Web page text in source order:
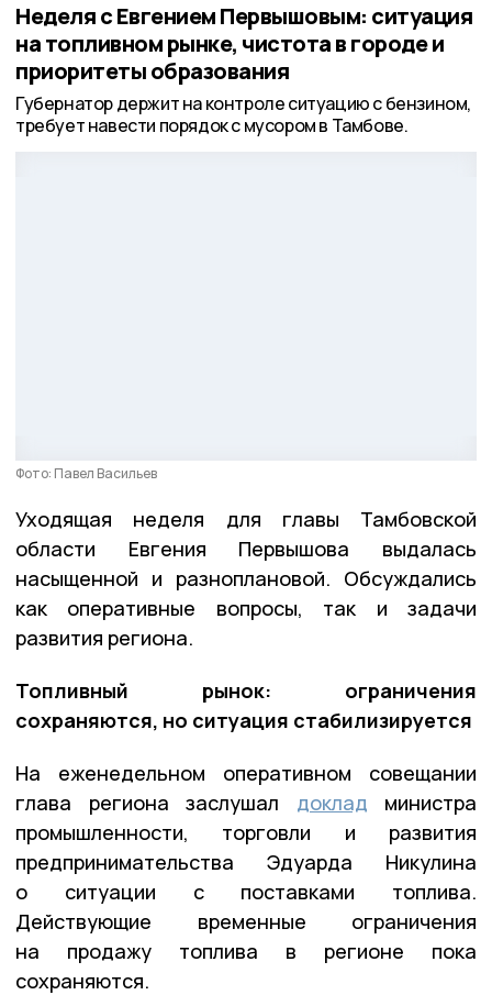
Неделя с Евгением Первышовым: ситуация
на топливном рынке, чистота в городе и
приоритеты образования
Губернатор держит на контроле ситуацию с бензином,
требует навести порядок с мусором в Тамбове.
Фото: Павел Васильев
Уходящая неделя для главы Тамбовской
области Евгения Первышова выдалась
насыщенной и разноплановой. Обсуждались
как оперативные вопросы, так и задачи
развития региона.
Топливный рынок: ограничения
сохраняются, но ситуация стабилизируется
На еженедельном оперативном совещании
глава региона заслушал доклад министра
промышленности, торговли и развития
предпринимательства Эдуарда Никулина
о ситуации с поставками топлива.
Действующие временные ограничения
на продажу топлива в регионе пока
сохраняются.